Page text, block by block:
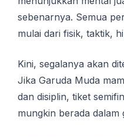
sebenarnya. Semua
mulai dari fisik, taktik,
Kini, segalanya akan
Jika Garuda Muda
dan disiplin, tiket
mungkin berada dalam